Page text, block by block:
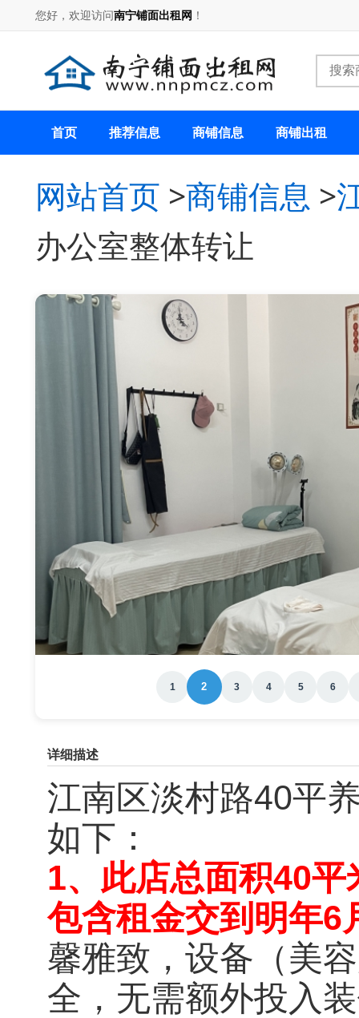
您好，欢迎访问南宁铺面出租网 ！
首页 推荐信息 商铺信息 商铺出租
网站首页 >商铺信息 >
办公室整体转让
1 2 3 4 5 6
详细描述
江南区淡村路40平
如下：
1、此店总面积40
包含租金交到明年6
馨雅致，设备（美
全，无需额外投入